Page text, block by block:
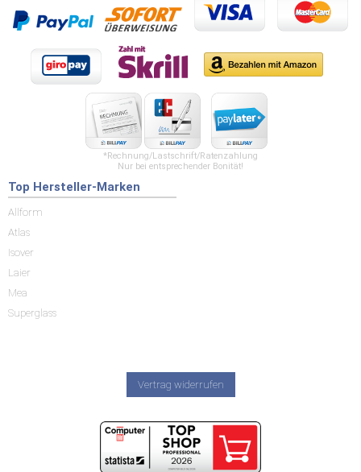
*Rechnung/Lastschrift/Ratenzahlung
Nur bei entsprechender Bonität!
Top Hersteller-Marken
Allform
Atlas
Isover
Laier
Mea
Superglass
Vertrag widerrufen